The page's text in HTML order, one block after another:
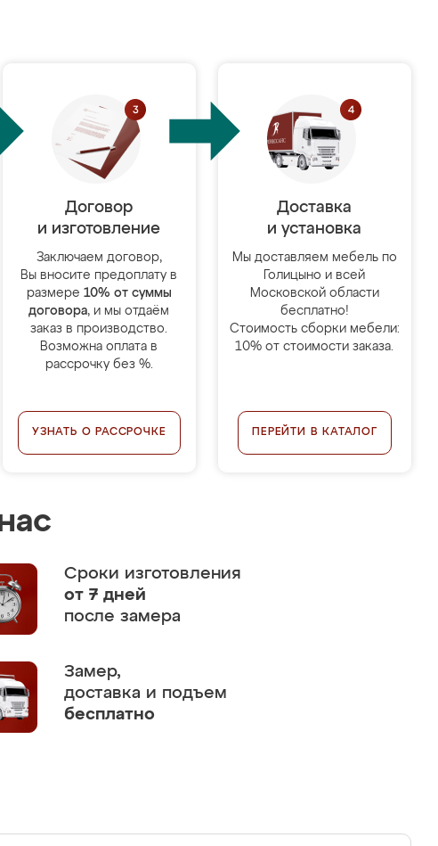
Договор
и изготовление
Заключаем договор,
Вы вносите предоплату в
размере 10% от суммы
договора, и мы отдаём
заказ в производство.
Возможна оплата в
рассрочку без %.
УЗНАТЬ О РАССРОЧКЕ
Доставка
и установка
Мы доставляем мебель по
Голицыно и всей
Московской области
бесплатно!
Стоимость сборки мебели:
10% от стоимости заказа.
ПЕРЕЙТИ В КАТАЛОГ
Сроки изготовления
от 7 дней
после замера
Замер,
доставка и подъем
бесплатно